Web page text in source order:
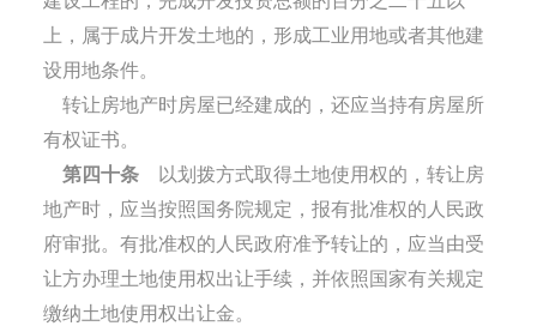
上，属于成片开发土地的，形成工业用地或者其他建
设用地条件。
转让房地产时房屋已经建成的，还应当持有房屋所
有权证书。
第四十条以划拨方式取得土地使用权的，转让房
地产时，应当按照国务院规定，报有批准权的人民政
府审批。有批准权的人民政府准予转让的，应当由受
让方办理土地使用权出让手续，并依照国家有关规定
缴纳土地使用权出让金。